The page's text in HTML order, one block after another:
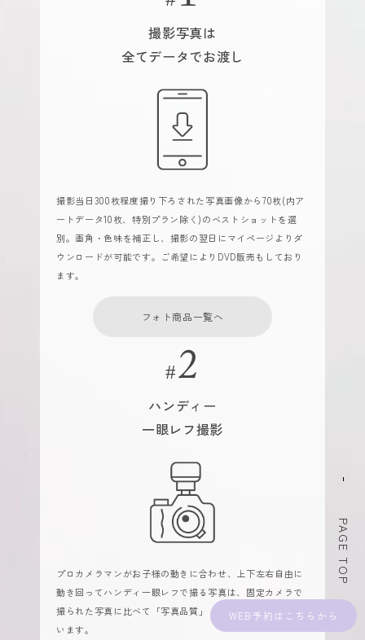
WEB予約
撮影写真は
全てデータでお渡し
撮影当日300枚程度撮り下ろされた写真画像から70枚(内ア
ートデータ10枚、特別プラン除く)のベストショットを選
別。画角・色味を補正し、撮影の翌日にマイページよりダ
ウンロードが可能です。ご希望によりDVD販売もしており
ます。
フォト商品一覧へ
ハンディー
一眼レフ撮影
プロカメラマンがお子様の動きに合わせ、上下左右自由に
動き回ってハンディ一眼レフで撮る写真は、固定カメラで
撮られた写真に比べて「写真品質」「アングル」が断然違
います。
PAGE TOP